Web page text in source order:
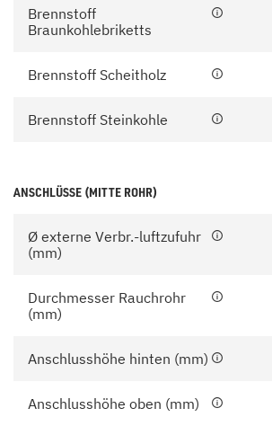
Brennstoff
Braunkohlebriketts
Brennstoff Scheitholz
Brennstoff Steinkohle
ANSCHLÜSSE (MITTE ROHR)
Ø externe Verbr.-luftzufuhr
(mm)
Durchmesser Rauchrohr
(mm)
Anschlusshöhe hinten (mm)
Anschlusshöhe oben (mm)